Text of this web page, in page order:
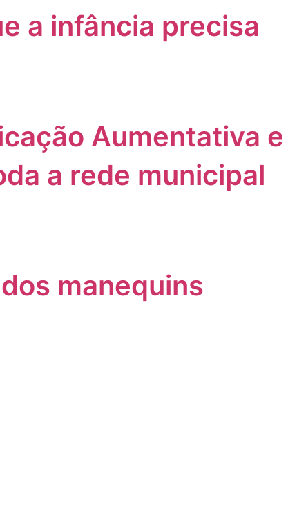
a infância precisa
Aumentativa e
a rede municipal
manequins